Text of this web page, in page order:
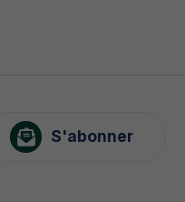
S'abonner